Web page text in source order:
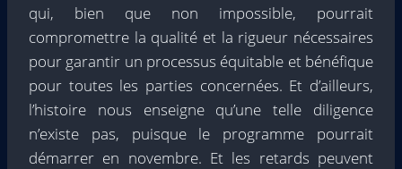
qui, bien que non impossible, pourrait
compromettre la qualité et la rigueur nécessaires
pour garantir un processus équitable et bénéfique
pour toutes les parties concernées. Et d’ailleurs,
l’histoire nous enseigne qu’une telle diligence
n’existe pas, puisque le programme pourrait
démarrer en novembre. Et les retards peuvent